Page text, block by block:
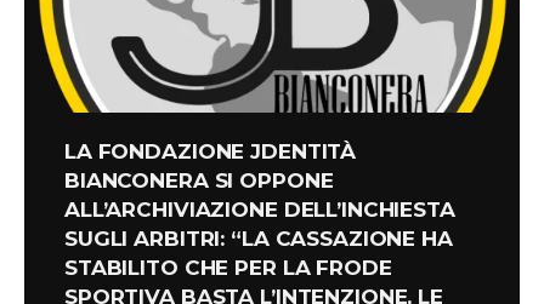
LA FONDAZIONE JDENTITÀ
BIANCONERA SI OPPONE
ALL’ARCHIVIAZIONE DELL’INCHIESTA
SUGLI ARBITRI: “LA CASSAZIONE HA
STABILITO CHE PER LA FRODE
SPORTIVA BASTA L’INTENZIONE, LE